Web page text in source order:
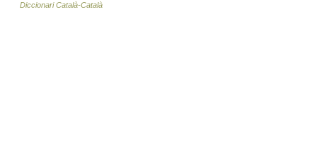
Diccionari Català-Català